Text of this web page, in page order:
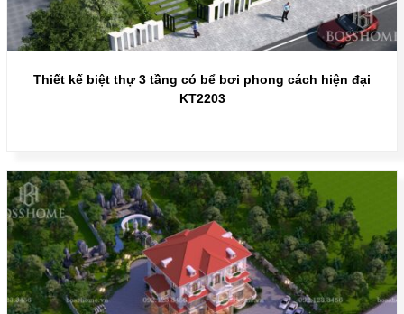
Thiết kế biệt thự 3 tầng có bể bơi phong cách hiện đại
KT2203